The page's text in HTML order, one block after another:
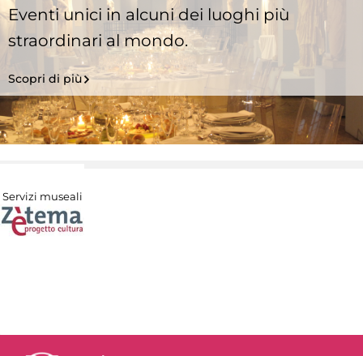
Eventi unici in alcuni dei luoghi più
straordinari al mondo.
Scopri di più
Servizi museali